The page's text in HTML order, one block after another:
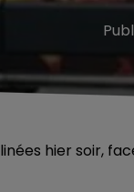
hier soir,